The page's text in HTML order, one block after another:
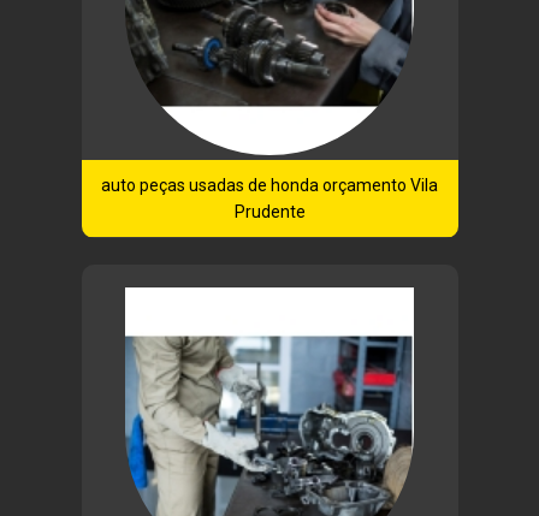
auto peças usadas de honda orçamento Vila
Prudente